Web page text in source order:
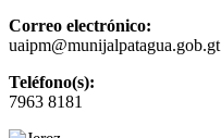
Correo electrónico:
uaipm@munijalpatagua.gob.gt
Teléfono(s):
7963 8181